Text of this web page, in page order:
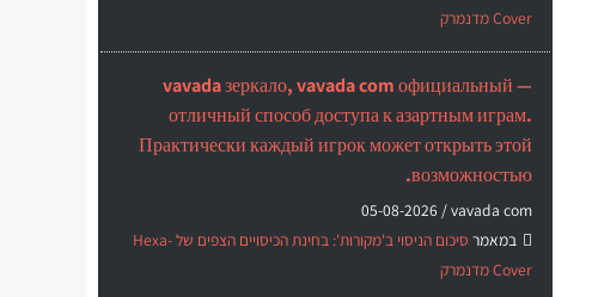
Cover מדנמרק
vavada зеркало, vavada com официальный —
отличный способ доступа к азартным играм.
Практически каждый игрок может открыть этой
возможностью.
vavada com /
05-08-2026
במאמר
סיכום הניסוי ב'מקורות': בחינת הכיסויים הצפים של Hexa-
Cover מדנמרק